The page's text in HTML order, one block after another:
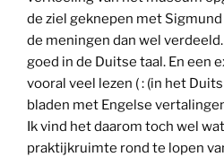
de ziel geknepen met
de meningen dan wel
goed in de Duitse taal. En een
vooral veel lezen ( : (in het
bladen met Engelse
Ik vind het daarom toch wel
praktijkruimte rond te lopen